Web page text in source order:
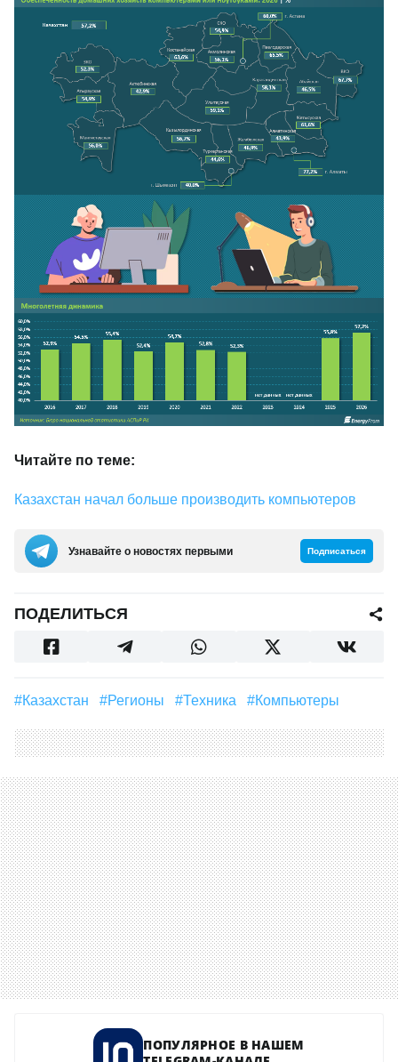
Читайте по теме:
Казахстан начал больше производить компьютеров
Узнавайте о новостях первыми Подписаться
ПОДЕЛИТЬСЯ
#Казахстан #регионы #техника #Компьютеры